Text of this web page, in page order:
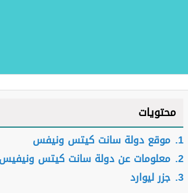
محتويات
1. موقع دولة سانت كيتس ونيفس
2. معلومات عن دولة سانت كيتس ونيفيس
3. جزر ليوارد